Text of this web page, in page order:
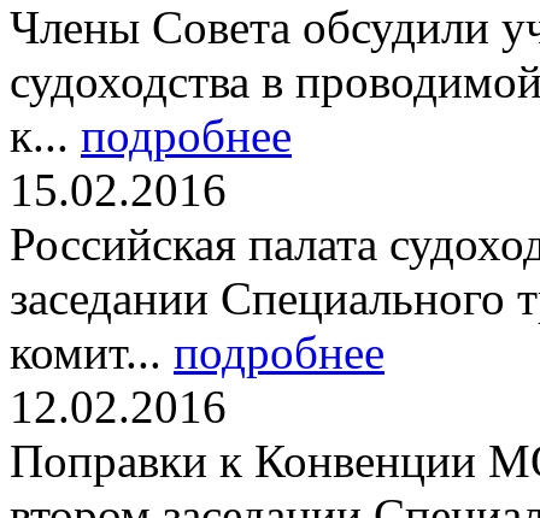
Члены Совета обсудили
судоходства в
к... подробнее
15.02.2016
Российская палата
заседании Специального
комит... подробнее
12.02.2016
Поправки к Конвенции